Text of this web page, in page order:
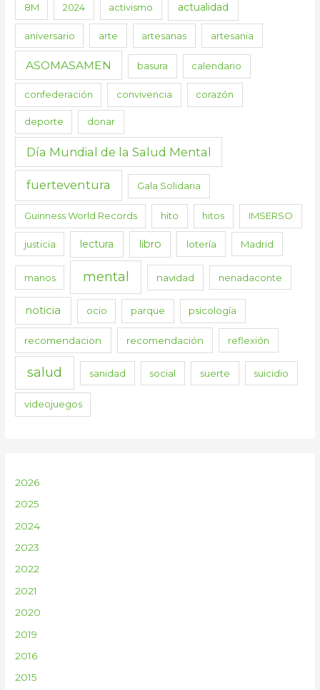
8M 2024 activismo actualidad
aniversario arte artesanas artesania
ASOMASAMEN basura calendario
confederación convivencia corazón
deporte donar
Día Mundial de la Salud Mental
fuerteventura Gala Solidaria
Guinness World Records hito hitos IMSERSO
justicia lectura libro lotería Madrid
manos mental navidad nenadaconte
noticia ocio parque psicología
recomendacion recomendación reflexión
salud sanidad social suerte suicidio
videojuegos
2026
2025
2024
2023
2022
2021
2020
2019
2016
2015